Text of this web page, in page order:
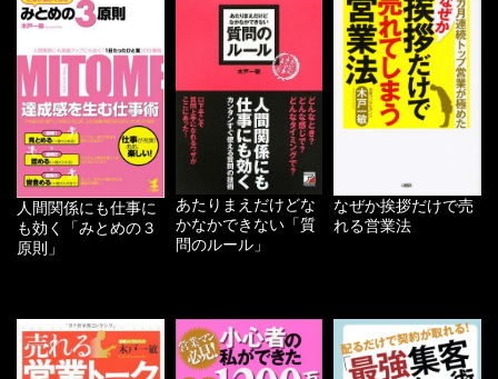
人間関係にも仕事に
も効く「みとめの３
原則」
あたりまえだけどな
かなかできない「質
問のルール」
なぜか挨拶だけで売
れる営業法